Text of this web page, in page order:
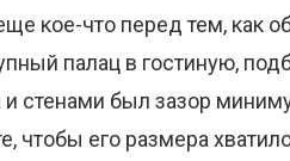
кое-что перед тем, как
палац в гостиную,
стенами был зазор
чтобы его размера